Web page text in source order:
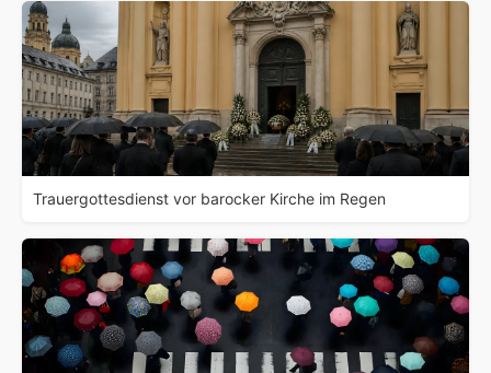
Trauergottesdienst vor barocker Kirche im Regen